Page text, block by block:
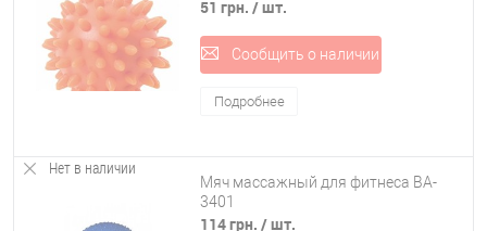
51 грн. / шт.
Сообщить о наличии
Подробнее
Нет в наличии
Мяч массажный для фитнеса BA-
3401
114 грн. / шт.